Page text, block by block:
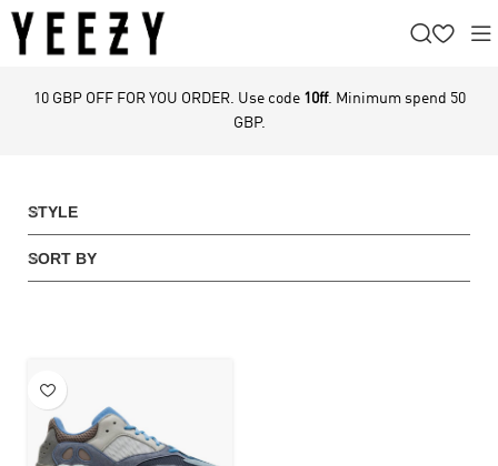
10 GBP OFF FOR YOU ORDER. Use code 10ff. Minimum spend 50
GBP.
STYLE
SORT BY